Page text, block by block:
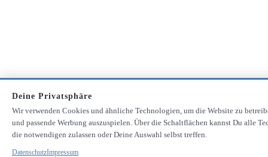
Deine Privatsphäre
Wir verwenden Cookies und ähnliche Technologien, um die Website zu
und passende Werbung auszuspielen. Über die Schaltflächen kannst Du alle
die notwendigen zulassen oder Deine Auswahl selbst treffen.
DatenschutzImpressum